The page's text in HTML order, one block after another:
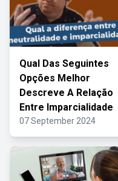
Qual Das Seguintes
Opções Melhor
Descreve A Relação
Entre Imparcialidade
07 September 2024